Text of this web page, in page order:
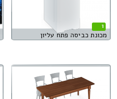
1
מכונת כביסה פתח עליון